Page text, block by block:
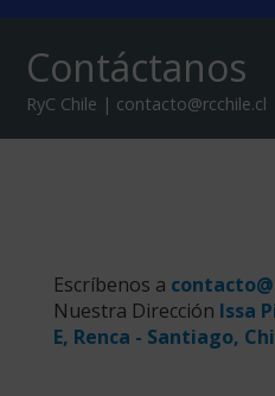
Contáctanos
RyC Chile | contacto@rcchile.cl
Escríbenos a
Nuestra Dirección Issa
E, Renca - Santiago,